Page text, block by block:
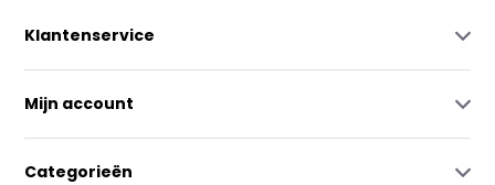
Klantenservice
Mijn account
Categorieën